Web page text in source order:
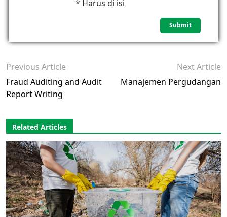
* Harus di isi
Previous Article
Fraud Auditing and Audit
Report Writing
Next Article
Manajemen Pergudangan
Related Articles